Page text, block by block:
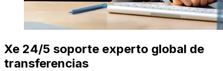
Xe 24/5 soporte experto global de
transferencias